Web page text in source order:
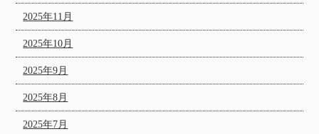
2025年11月
2025年10月
2025年9月
2025年8月
2025年7月